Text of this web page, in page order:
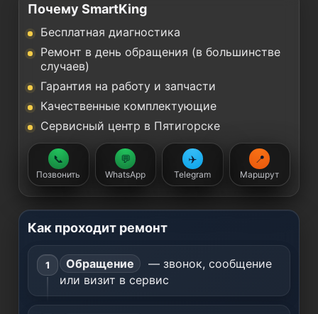
Почему SmartKing
Бесплатная диагностика
Ремонт в день обращения (в большинстве
случаев)
Гарантия на работу и запчасти
Качественные комплектующие
Сервисный центр в Пятигорске
📞
Позвонить
💬
WhatsApp
✈️
Telegram
📍
Маршрут
Как проходит ремонт
Обращение
— звонок, сообщение
или визит в сервис